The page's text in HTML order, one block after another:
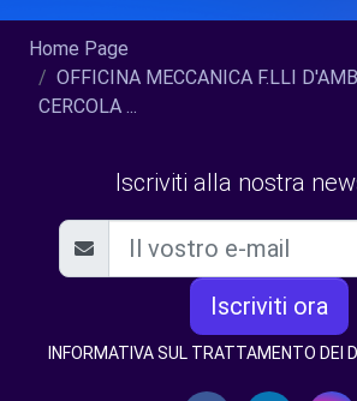
Home Page
OFFICINA MECCANICA F.LLI
CERCOLA ...
Iscriviti alla nostra
Iscriviti ora
INFORMATIVA SUL TRATTAMENTO DEI